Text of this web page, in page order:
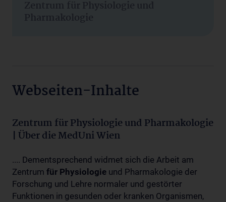
Zentrum für Physiologie und
Pharmakologie
Webseiten-Inhalte
Zentrum für Physiologie und Pharmakologie
| Über die MedUni Wien
.... Dementsprechend widmet sich die Arbeit am
Zentrum für Physiologie und Pharmakologie der
Forschung und Lehre normaler und gestörter
Funktionen in gesunden oder kranken Organismen,